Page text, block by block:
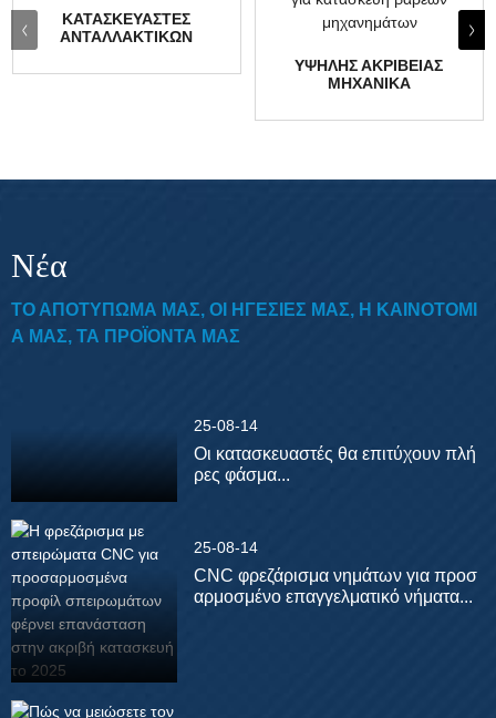
ΚΑΤΑΣΚΕΥΑΣΤΈΣ
ΑΝΤΑΛΛΑΚΤΙΚΏΝ
ΥΨΗΛΉΣ ΑΚΡΊΒΕΙΑΣ
ΜΗΧΑΝΙΚΆ
ΓΡΑΝΆΖΙΑ CNC ΓΙΑ
Νέα
ΤΟ ΑΠΟΤΎΠΩΜΆ ΜΑΣ, ΟΙ ΗΓΕΣΊΕΣ ΜΑΣ, Η ΚΑΙΝΟΤΟΜΊ
Α ΜΑΣ, ΤΑ ΠΡΟΪΌΝΤΑ ΜΑΣ
25-08-14
Οι κατασκευαστές θα επιτύχουν πλή
ρες φάσμα...
25-08-14
CNC φρεζάρισμα νημάτων για προσ
αρμοσμένο επαγγελματικό νήματα...